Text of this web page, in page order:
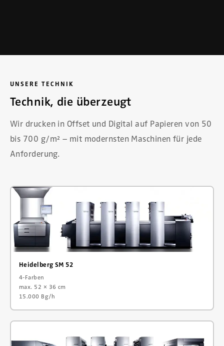
UNSERE TECHNIK
Technik, die überzeugt
Wir drucken in Offset und Digital auf Papieren von 50
bis 700 g/m² – mit modernsten Maschinen für jede
Anforderung.
Heidelberg SM 52
4-Farben
max. 52 × 36 cm
15.000 Bg/h